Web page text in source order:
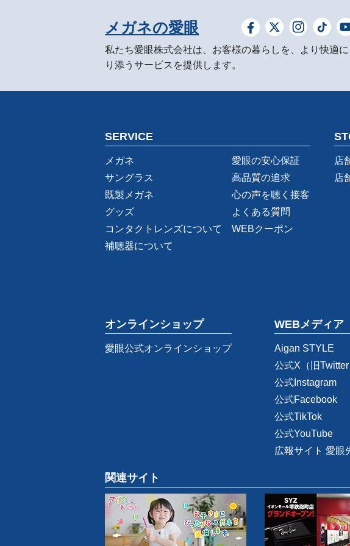
メガネの愛眼
私たち愛眼株式会社は、お客様の暮らしを、より快適
り添うサービスを提供します。
SERVICE
メガネ
サングラス
既製メガネ
グッズ
コンタクトレンズについて
補聴器について
愛眼の安心保証
高品質の追求
心の声を聴く接客
よくある質問
WEBクーポン
店
店
オンラインショップ
愛眼公式オンラインショップ
WEBメディア
Aigan STYLE
公式X（旧Twitter
公式Instagram
公式Facebook
公式TikTok
公式YouTube
広報サイト 愛眼
関連サイト